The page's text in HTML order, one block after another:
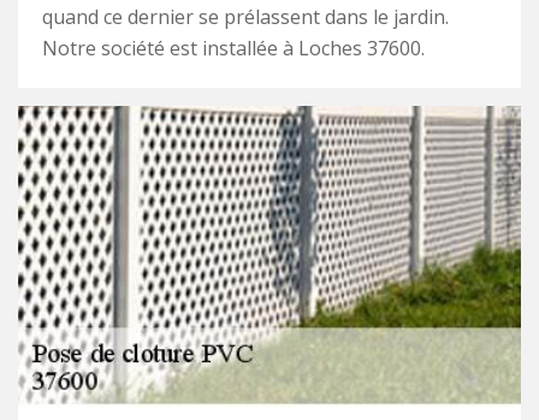
quand ce dernier se prélassent dans le jardin.
Notre société est installée à Loches 37600.